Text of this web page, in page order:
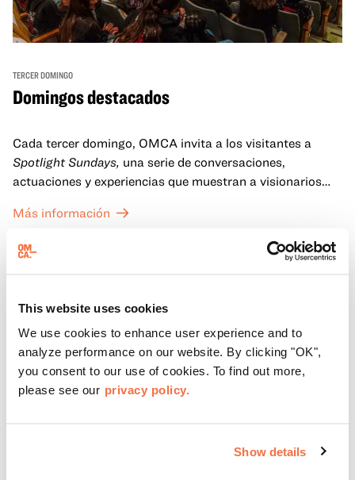
This website uses cookies
We use cookies to enhance user experience and to
analyze performance on our website. By clicking "OK",
you consent to our use of cookies. To find out more,
please see our privacy policy.
Show details
TERCER DOMINGO
Domingos destacados
Cada tercer domingo, OMCA invita a los visitantes a
Spotlight Sundays, una serie de conversaciones,
actuaciones y experiencias que muestran a visionarios
Más información